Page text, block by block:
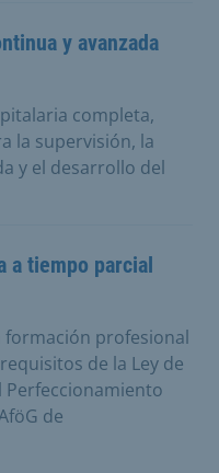
y avanzada
completa,
la supervisión, la
y el desarrollo del
a tiempo parcial
formación profesional
de la Ley de
Perfeccionamiento
de